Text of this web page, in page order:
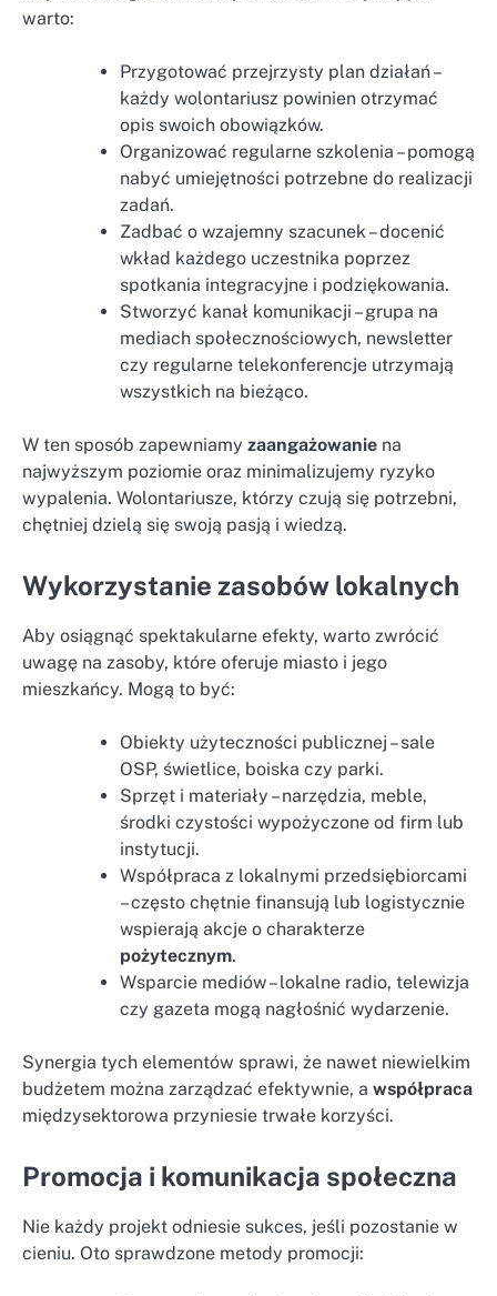
warto:
Przygotować przejrzysty plan działań –
każdy wolontariusz powinien otrzymać
opis swoich obowiązków.
Organizować regularne szkolenia – pomogą
nabyć umiejętności potrzebne do realizacji
zadań.
Zadbać o wzajemny szacunek – docenić
wkład każdego uczestnika poprzez
spotkania integracyjne i podziękowania.
Stworzyć kanał komunikacji – grupa na
mediach społecznościowych, newsletter
czy regularne telekonferencje utrzymają
wszystkich na bieżąco.
W ten sposób zapewniamy zaangażowanie na
najwyższym poziomie oraz minimalizujemy ryzyko
wypalenia. Wolontariusze, którzy czują się potrzebni,
chętniej dzielą się swoją pasją i wiedzą.
Wykorzystanie zasobów lokalnych
Aby osiągnąć spektakularne efekty, warto zwrócić
uwagę na zasoby, które oferuje miasto i jego
mieszkańcy. Mogą to być:
Obiekty użyteczności publicznej – sale
OSP, świetlice, boiska czy parki.
Sprzęt i materiały – narzędzia, meble,
środki czystości wypożyczone od firm lub
instytucji.
Współpraca z lokalnymi przedsiębiorcami
– często chętnie finansują lub logistycznie
wspierają akcje o charakterze
pożytecznym.
Wsparcie mediów – lokalne radio, telewizja
czy gazeta mogą nagłośnić wydarzenie.
Synergia tych elementów sprawi, że nawet niewielkim
budżetem można zarządzać efektywnie, a współpraca
międzysektorowa przyniesie trwałe korzyści.
Promocja i komunikacja społeczna
Nie każdy projekt odniesie sukces, jeśli pozostanie w
cieniu. Oto sprawdzone metody promocji: